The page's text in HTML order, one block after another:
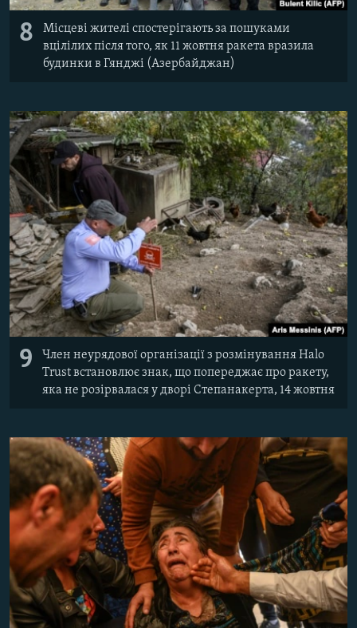
8
Місцеві жителі спостерігають за пошуками
вцілілих після того, як 11 жовтня ракета вразила
будинки в Гянджі (Азербайджан)
9
Член неурядової організації з розмінування Halo
Trust встановлює знак, що попереджає про ракету,
яка не розірвалася у дворі Степанакерта, 14 жовтня